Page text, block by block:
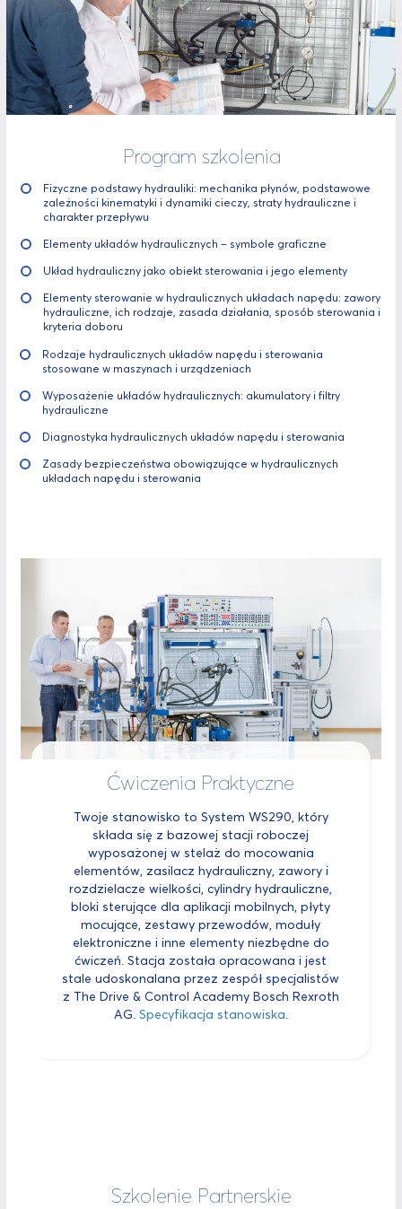
Program szkolenia
Fizyczne podstawy hydrauliki: mechanika płynów, podstawowe
zależności kinematyki i dynamiki cieczy, straty hydrauliczne i
charakter przepływu
Elementy układów hydraulicznych – symbole graficzne
Układ hydrauliczny jako obiekt sterowania i jego elementy
Elementy sterowanie w hydraulicznych układach napędu: zawory
hydrauliczne, ich rodzaje, zasada działania, sposób sterowania i
kryteria doboru
Rodzaje hydraulicznych układów napędu i sterowania
stosowane w maszynach i urządzeniach
Wyposażenie układów hydraulicznych: akumulatory i filtry
hydrauliczne
Diagnostyka hydraulicznych układów napędu i sterowania
Zasady bezpieczeństwa obowiązujące w hydraulicznych
układach napędu i sterowania
Ćwiczenia Praktyczne
Twoje stanowisko to System WS290, który
składa się z bazowej stacji roboczej
wyposażonej w stelaż do mocowania
elementów, zasilacz hydrauliczny, zawory i
rozdzielacze wielkości, cylindry hydrauliczne,
bloki sterujące dla aplikacji mobilnych, płyty
mocujące, zestawy przewodów, moduły
elektroniczne i inne elementy niezbędne do
ćwiczeń. Stacja została opracowana i jest
stale udoskonalana przez zespół specjalistów
z The Drive & Control Academy Bosch Rexroth
AG. Specyfikacja stanowiska.
Szkolenie Partnerskie